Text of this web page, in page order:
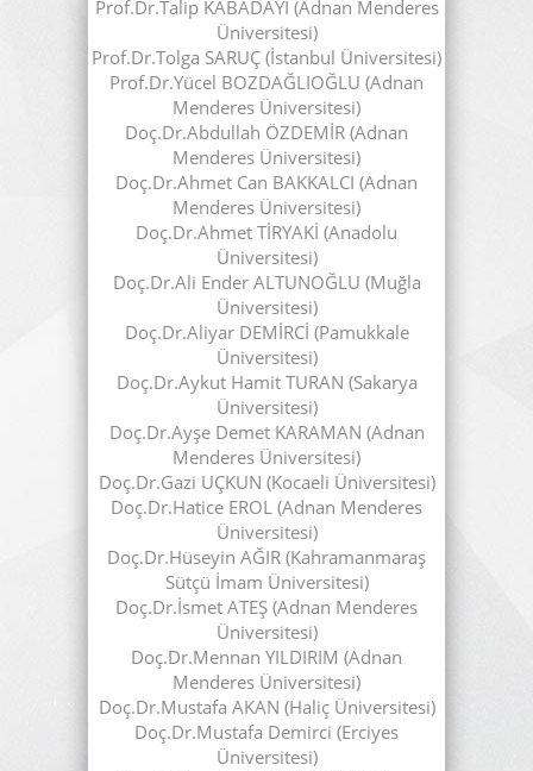
Prof.Dr.Talip KABADAYI (Adnan Menderes
Üniversitesi)
Prof.Dr.Tolga SARUÇ (İstanbul Üniversitesi)
Prof.Dr.Yücel BOZDAĞLIOĞLU (Adnan
Menderes Üniversitesi)
Doç.Dr.Abdullah ÖZDEMİR (Adnan
Menderes Üniversitesi)
Doç.Dr.Ahmet Can BAKKALCI (Adnan
Menderes Üniversitesi)
Doç.Dr.Ahmet TİRYAKİ (Anadolu
Üniversitesi)
Doç.Dr.Ali Ender ALTUNOĞLU (Muğla
Üniversitesi)
Doç.Dr.Aliyar DEMİRCİ (Pamukkale
Üniversitesi)
Doç.Dr.Aykut Hamit TURAN (Sakarya
Üniversitesi)
Doç.Dr.Ayşe Demet KARAMAN (Adnan
Menderes Üniversitesi)
Doç.Dr.Gazi UÇKUN (Kocaeli Üniversitesi)
Doç.Dr.Hatice EROL (Adnan Menderes
Üniversitesi)
Doç.Dr.Hüseyin AĞIR (Kahramanmaraş
Sütçü İmam Üniversitesi)
Doç.Dr.İsmet ATEŞ (Adnan Menderes
Üniversitesi)
Doç.Dr.Mennan YILDIRIM (Adnan
Menderes Üniversitesi)
Doç.Dr.Mustafa AKAN (Haliç Üniversitesi)
Doç.Dr.Mustafa Demirci (Erciyes
Üniversitesi)